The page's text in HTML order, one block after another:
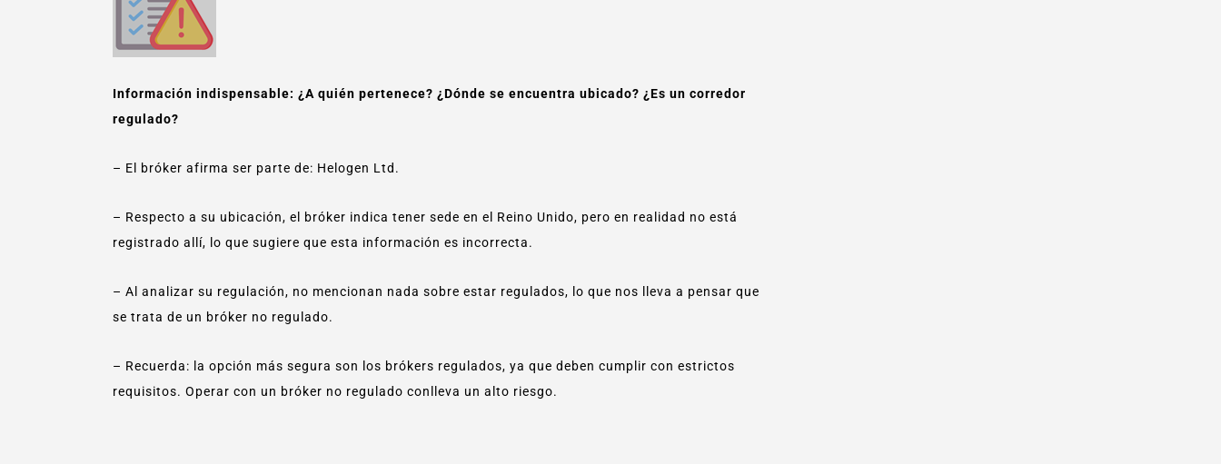
Información indispensable: ¿A quién pertenece? ¿Dónde se encuentra ubicado? ¿Es un corredor
regulado?
– El bróker afirma ser parte de: Helogen Ltd.
– Respecto a su ubicación, el bróker indica tener sede en el Reino Unido, pero en realidad no está
registrado allí, lo que sugiere que esta información es incorrecta.
– Al analizar su regulación, no mencionan nada sobre estar regulados, lo que nos lleva a pensar que
se trata de un bróker no regulado.
– Recuerda: la opción más segura son los brókers regulados, ya que deben cumplir con estrictos
requisitos. Operar con un bróker no regulado conlleva un alto riesgo.